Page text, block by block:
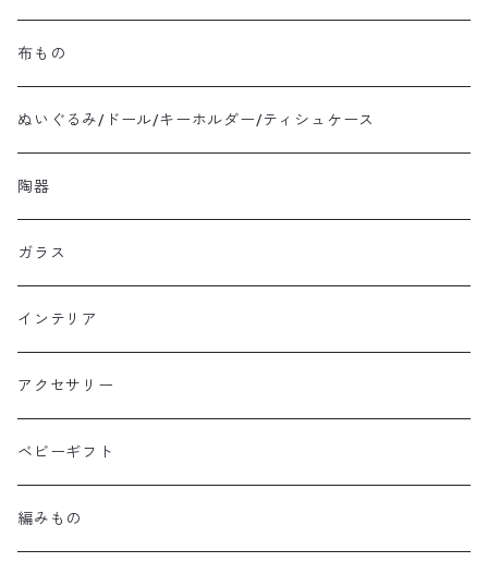
布もの
ぬいぐるみ/ドール/キーホルダー/ティシュケース
陶器
ガラス
インテリア
アクセサリー
ベビーギフト
編みもの